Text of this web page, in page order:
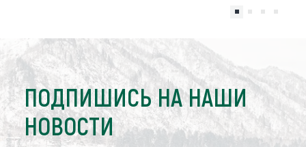
ПОДПИШИСЬ НА НАШИ
НОВОСТИ